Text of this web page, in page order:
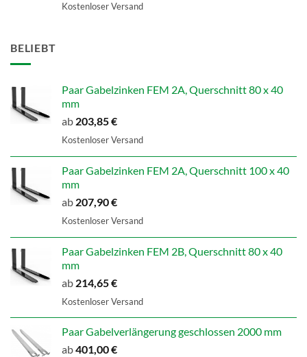
Kostenloser Versand
BELIEBT
Paar Gabelzinken FEM 2A, Querschnitt 80 x 40
mm
ab 203,85€
Kostenloser Versand
Paar Gabelzinken FEM 2A, Querschnitt 100 x 40
mm
ab 207,90€
Kostenloser Versand
Paar Gabelzinken FEM 2B, Querschnitt 80 x 40
mm
ab 214,65€
Kostenloser Versand
Paar Gabelverlängerung geschlossen 2000 mm
ab401,00€